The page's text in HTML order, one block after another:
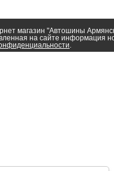
магазин "Автошины
на сайте информация
.